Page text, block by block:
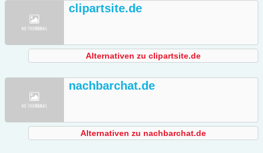
clipartsite.de
Alternativen zu clipartsite.de
nachbarchat.de
Alternativen zu nachbarchat.de